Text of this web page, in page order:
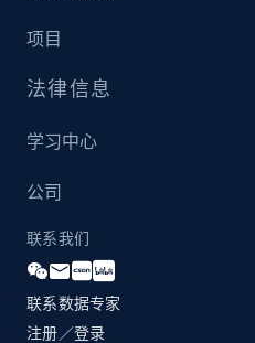
项目
法律信息
学习中心
公司
联系我们
联系数据专家
注册／登录